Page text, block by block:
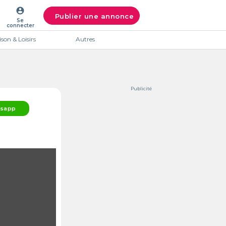
account_circle
Se
connecter
Publier une annonce
& Loisirs Autres
Publicité